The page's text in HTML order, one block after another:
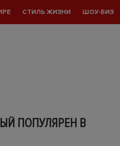
СТИЛЬ ЖИЗНИ ШОУ-БИЗ
ПОПУЛЯРЕН В